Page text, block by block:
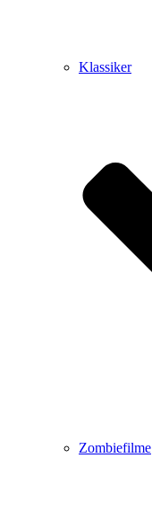
Klassiker
Zombiefilme